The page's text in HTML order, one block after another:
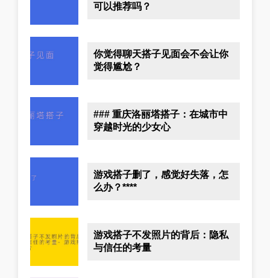
可以推荐吗？
你觉得聊天搭子见面会不会让你
觉得尴尬？
### 重庆洛丽塔搭子：在城市中
穿越时光的少女心
游戏搭子删了，感觉好失落，怎
么办？****
游戏搭子不发照片的背后：隐私
与信任的考量